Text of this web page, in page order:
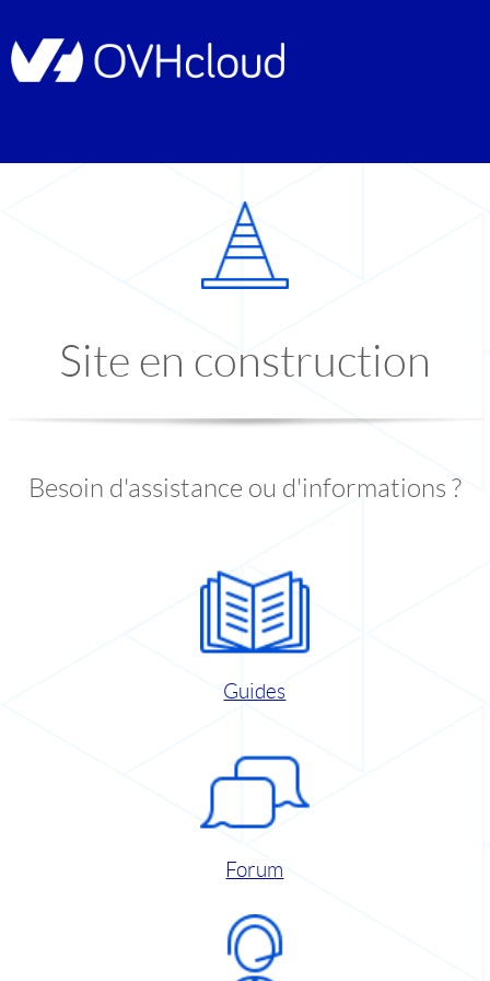
Site en construction
Besoin d'assistance ou d'informations ?
Guides
Forum